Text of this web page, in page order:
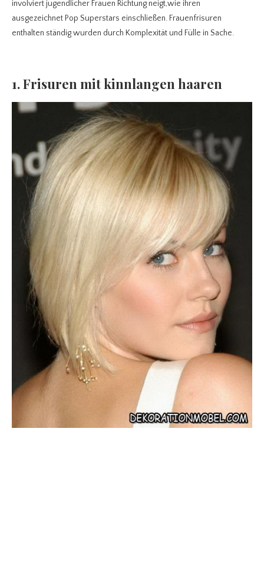
involviert jugendlicher Frauen Richtung neigt,wie ihren
ausgezeichnet Pop Superstars einschließen. Frauenfrisuren
enthalten ständig wurden durch Komplexität und Fülle in Sache.
1. Frisuren mit kinnlangen haaren